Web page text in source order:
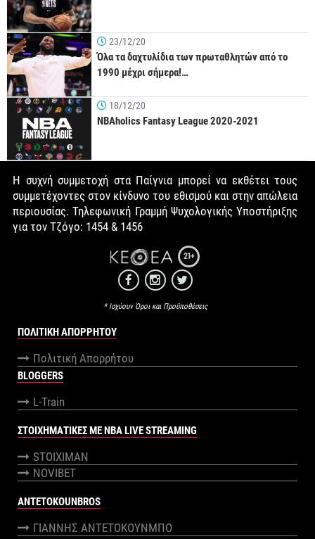
23/12/20
Όλα τα δαχτυλίδια των πρωταθλητών από το
1990 μέχρι σήμερα!…
18/12/20
NBAholics Fantasy League 2020-2021
Η συχνή συμμετοχή στα Παίγνια μπορεί να εκθέτει τους
συμμετέχοντες στον κίνδυνο του εθισμού και στην απώλεια
περιουσίας. Τηλεφωνική Γραμμή Ψυχολογικής Υποστήριξης
για τον Τζόγο: 1454 & 1456
21+
* Ισχύουν Όροι και Προϋποθέσεις
ΠΟΛΙΤΙΚΉ ΑΠΟΡΡΉΤΟΥ
Πολιτική Απορρήτου
BLOGGERS
L-Train
ΣΤΟΙΧΗΜΑΤΙΚΕΣ ΜΕ NBA LIVE STREAMING
STOIXIMAN
NOVIBET
ANTETOKOUNBROS
ΓΙΑΝΝΗΣ ΑΝΤΕΤΟΚΟΥΝΜΠΟ